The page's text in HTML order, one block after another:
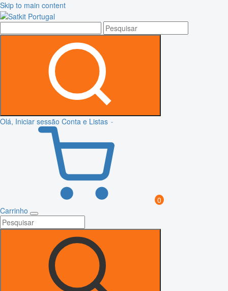
Skip to main content
Olá, Iniciar sessão Conta e Listas
0
Carrinho